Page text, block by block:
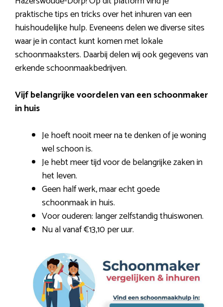
praktische tips en tricks over het inhuren van een
huishoudelijke hulp. Eveneens delen we diverse sites
waar je in contact kunt komen met lokale
schoonmaaksters. Daarbij delen wij ook gegevens van
erkende schoonmaakbedrijven.
Vijf belangrijke voordelen van een schoonmaker
in huis
Je hoeft nooit meer na te denken of je woning
wel schoon is.
Je hebt meer tijd voor de belangrijke zaken in
het leven.
Geen half werk, maar echt goede
schoonmaak in huis.
Voor ouderen: langer zelfstandig thuiswonen.
Nu al vanaf €13,10 per uur.